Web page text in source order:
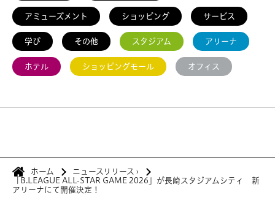
アミューズメント ショッピング サービス
学び その他 スタジアム アリーナ
ホテル ショッピングモール オフィス
ホーム ニュースリリース ›
「B.LEAGUE ALL-STAR GAME 2026」が長崎スタジアムシティ 新
アリーナにて開催決定！